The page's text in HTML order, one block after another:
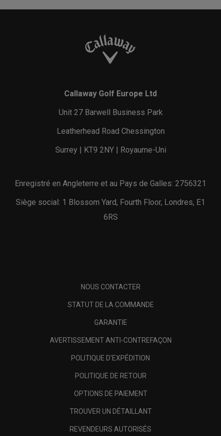
Callaway Golf Europe Ltd
Unit 27 Barwell Business Park
Leatherhead Road Chessington
Surrey | KT9 2NY | Royaume-Uni
Enregistré en Angleterre et au Pays de Galles: 2756321
Siège social: 1 Blossom Yard, Fourth Floor, Londres, E1
6RS
NOUS CONTACTER
STATUT DE LA COMMANDE
GARANTIE
AVERTISSEMENT ANTI-CONTREFAÇON
POLITIQUE D'EXPÉDITION
POLITIQUE DE RETOUR
OPTIONS DE PAIEMENT
TROUVER UN DÉTAILLANT
REVENDEURS AUTORISÉS